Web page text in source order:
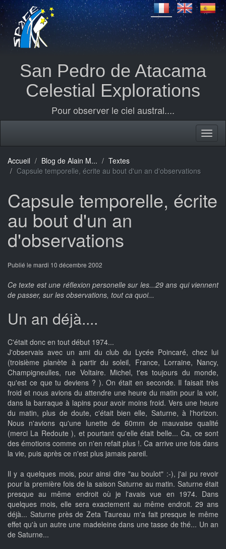
San Pedro de Atacama
Celestial Explorations
Pour observer le ciel austral....
Accueil Blog de Alain M...
Textes
Capsule temporelle, écrite au bout d'un an d'observations
Capsule temporelle, écrite
au bout d'un an
d'observations
Publié le mardi 10 décembre 2002
Ce texte est une réflexion personelle sur les...29 ans qui viennent
de passer, sur les observations, tout ca quoi...
Un an déjà....
C'était donc en tout début 1974...
J'observais avec un ami du club du Lycée Poincaré, chez lui
(troisième planète à partir du soleil, France, Lorraine, Nancy,
Champigneulles, rue Voltaire. Michel, t'es toujours du monde,
qu'est ce que tu deviens ? ). On était en seconde. Il faisait très
froid et nous avions du attendre une heure du matin pour la voir,
dans la barraque à lapins pour avoir moins froid. Vers une heure
du matin, plus de doute, c'était bien elle, Saturne, à l'horizon.
Nous n'avions qu'une lunette de 60mm de mauvaise qualité
(merci La Redoute ), et pourtant qu'elle était belle... Ca, ce sont
des émotions comme on n'en refait plus !. Ca arrive une fois dans
la vie, puis après ce n'est plus jamais pareil.
Il y a quelques mois, pour ainsi dire "au boulot" :-), j'ai pu revoir
pour la première fois de la saison Saturne au matin. Saturne était
presque au même endroit où je l'avais vue en 1974. Dans
quelques mois, elle sera exactement au même endroit. 29 ans
déjà... Saturne près de Zeta Taureau m'a fait presque le même
effet qu'à un autre une madeleine dans une tasse de thé... Un an
de Saturne...